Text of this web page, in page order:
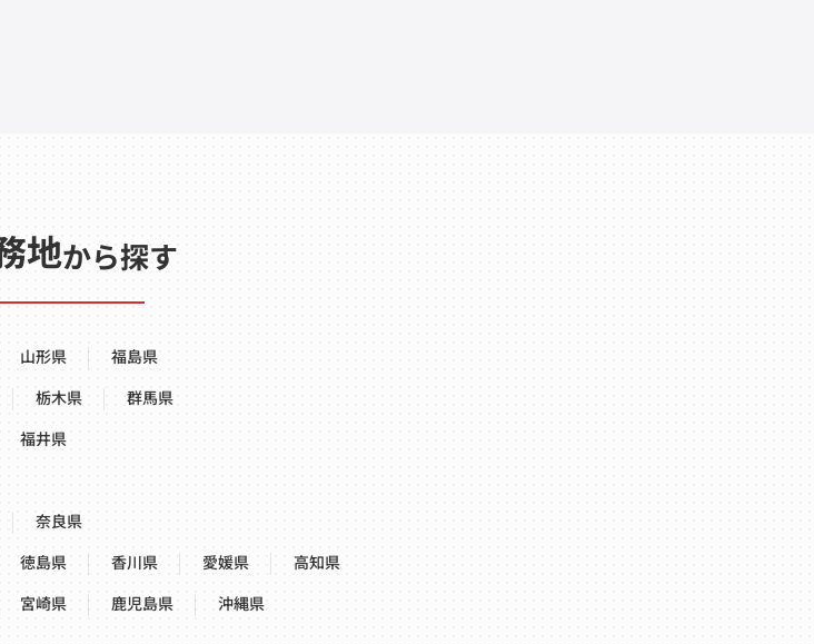
地から探す
山形県 福島県
栃木県 群馬県
福井県
奈良県
徳島県 香川県 愛媛県 高知県
宮崎県 鹿児島県 沖縄県